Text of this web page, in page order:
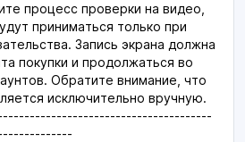
процесс проверки на видео,
приниматься только при
Запись экрана должна
покупки и продолжаться во
Обратите внимание, что
исключительно вручную.